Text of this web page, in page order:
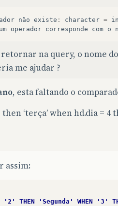
não existe : character =
operador corresponde com o
na query, o nome
me ajudar ?
, esta faltando o
‘terça’ when hd.dia = 4
assim:
'2' THEN 'Segunda' WHEN